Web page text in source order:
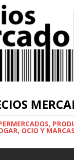
OCIO Y MARCAS